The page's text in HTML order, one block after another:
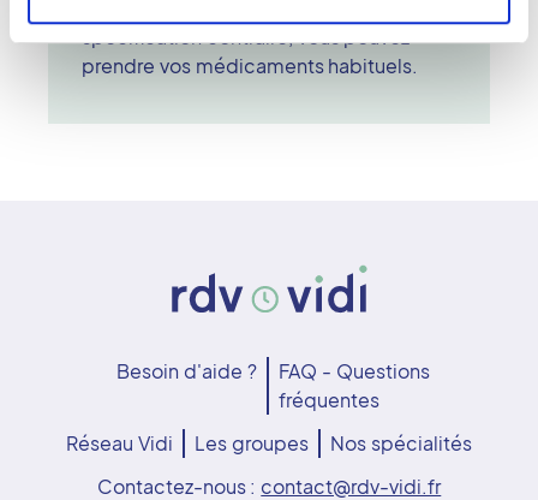
spécification contraire, vous pouvez
prendre vos médicaments habituels.
Besoin d'aide ?
FAQ - Questions
fréquentes
Réseau Vidi
Les groupes
Nos spécialités
Contactez-nous : contact@rdv-vidi.fr